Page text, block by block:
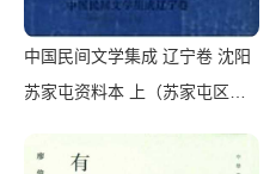
中国民间文学集成 辽宁卷 沈阳
苏家屯资料本 上（苏家屯区民
（苏家屯区民间文学三套集成领